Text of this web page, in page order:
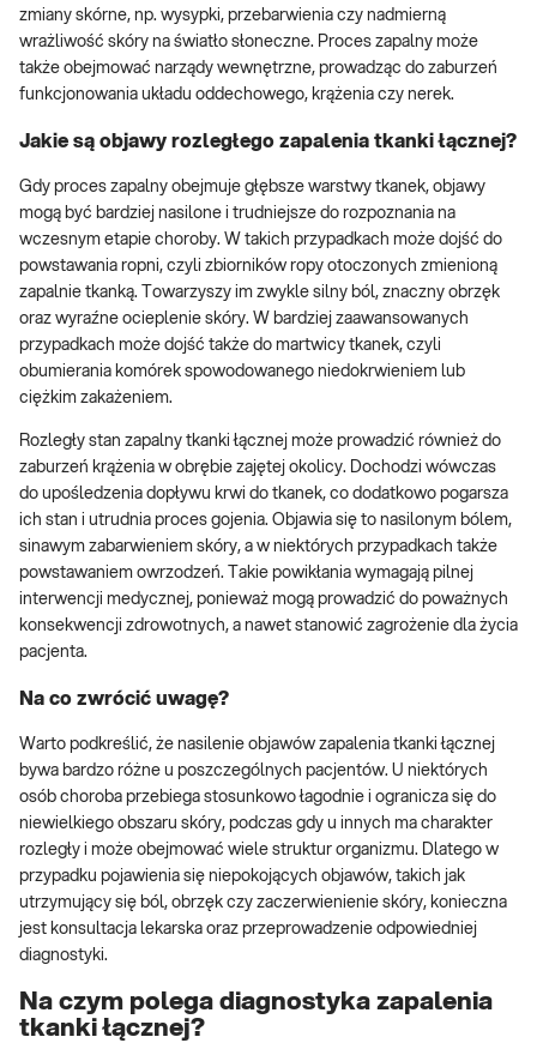
zmiany skórne, np. wysypki, przebarwienia czy nadmierną
wrażliwość skóry na światło słoneczne. Proces zapalny może
także obejmować narządy wewnętrzne, prowadząc do zaburzeń
funkcjonowania układu oddechowego, krążenia czy nerek.
Jakie są objawy rozległego zapalenia tkanki łącznej?
Gdy proces zapalny obejmuje głębsze warstwy tkanek, objawy
mogą być bardziej nasilone i trudniejsze do rozpoznania na
wczesnym etapie choroby. W takich przypadkach może dojść do
powstawania ropni, czyli zbiorników ropy otoczonych zmienioną
zapalnie tkanką. Towarzyszy im zwykle silny ból, znaczny obrzęk
oraz wyraźne ocieplenie skóry. W bardziej zaawansowanych
przypadkach może dojść także do martwicy tkanek, czyli
obumierania komórek spowodowanego niedokrwieniem lub
ciężkim zakażeniem.
Rozległy stan zapalny tkanki łącznej może prowadzić również do
zaburzeń krążenia w obrębie zajętej okolicy. Dochodzi wówczas
do upośledzenia dopływu krwi do tkanek, co dodatkowo pogarsza
ich stan i utrudnia proces gojenia. Objawia się to nasilonym bólem,
sinawym zabarwieniem skóry, a w niektórych przypadkach także
powstawaniem owrzodzeń. Takie powikłania wymagają pilnej
interwencji medycznej, ponieważ mogą prowadzić do poważnych
konsekwencji zdrowotnych, a nawet stanowić zagrożenie dla życia
pacjenta.
Na co zwrócić uwagę?
Warto podkreślić, że nasilenie objawów zapalenia tkanki łącznej
bywa bardzo różne u poszczególnych pacjentów. U niektórych
osób choroba przebiega stosunkowo łagodnie i ogranicza się do
niewielkiego obszaru skóry, podczas gdy u innych ma charakter
rozległy i może obejmować wiele struktur organizmu. Dlatego w
przypadku pojawienia się niepokojących objawów, takich jak
utrzymujący się ból, obrzęk czy zaczerwienienie skóry, konieczna
jest konsultacja lekarska oraz przeprowadzenie odpowiedniej
diagnostyki.
Na czym polega diagnostyka zapalenia
tkanki łącznej?